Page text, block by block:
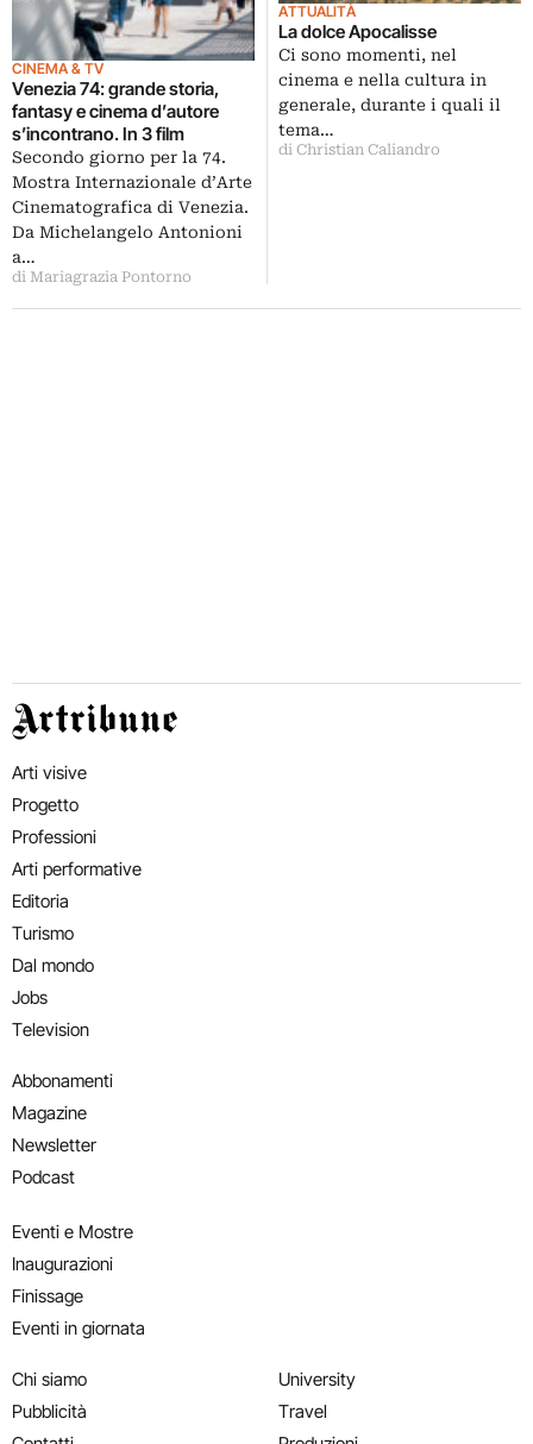
CINEMA & TV
Venezia 74: grande storia,
fantasy e cinema d’autore
s’incontrano. In 3 film
Secondo giorno per la 74.
Mostra Internazionale d’Arte
Cinematografica di Venezia.
Da Michelangelo Antonioni
a…
di Mariagrazia Pontorno
ATTUALITÀ
La dolce Apocalisse
Ci sono momenti, nel
cinema e nella cultura in
generale, durante i quali il
tema…
di Christian Caliandro
Artribune
Arti visive
Progetto
Professioni
Arti performative
Editoria
Turismo
Dal mondo
Jobs
Television
Abbonamenti
Magazine
Newsletter
Podcast
Eventi e Mostre
Inaugurazioni
Finissage
Eventi in giornata
Chi siamo
Pubblicità
University
Travel